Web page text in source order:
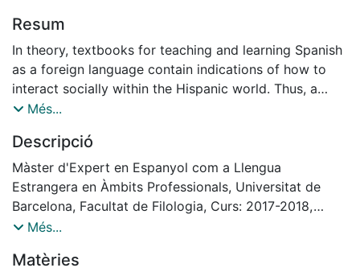
Resum
In theory, textbooks for teaching and learning Spanish
as a foreign language contain indications of how to
interact socially within the Hispanic world. Thus, a
textbook should indicate, for example, which way of
and informality. However, what do we do if the
indications for these uses do not match the linguistic
reality that exists in a particular Spanish-speaking
country? In the case of Colombia –apart from having
three different ways of addressing– there can be
suggest formality. In this case, usted is also used in the
Més...
Descripció
Màster d'Expert en Espanyol com a Llengua
Estrangera en Àmbits Professionals, Universitat de
Barcelona, Facultat de Filologia, Curs: 2017-2018,
Tutor: Antonio Torres Torres
Més...
Matèries